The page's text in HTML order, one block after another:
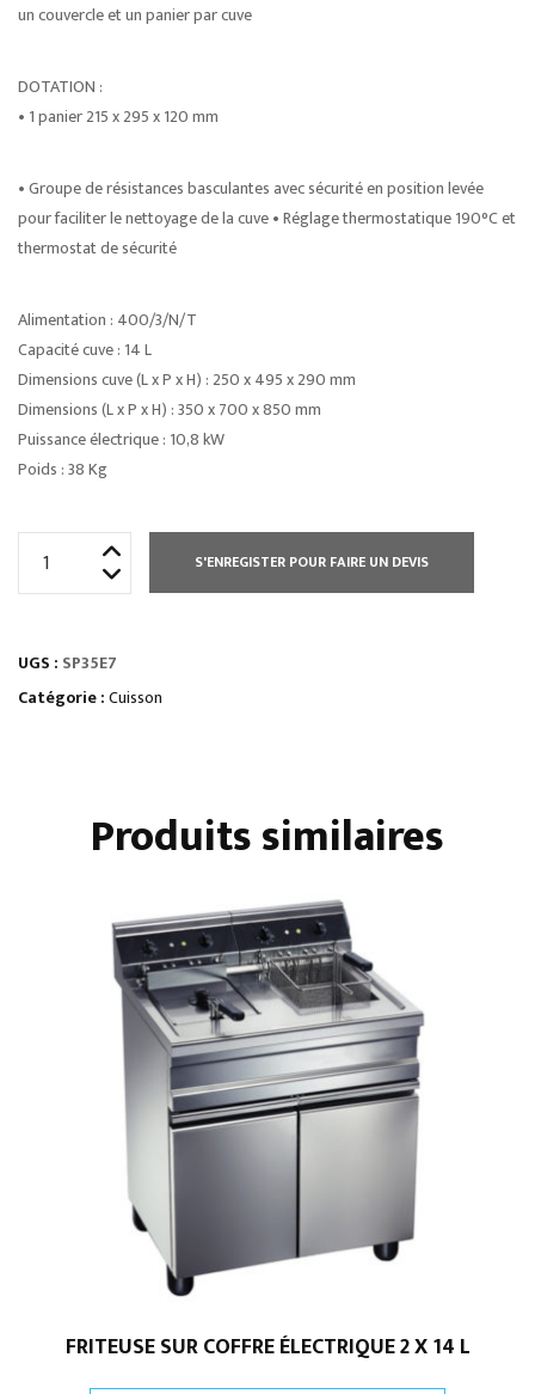
un couvercle et un panier par cuve
DOTATION :
• 1 panier 215 x 295 x 120 mm
• Groupe de résistances basculantes avec sécurité en position levée
pour faciliter le nettoyage de la cuve • Réglage thermostatique 190°C et
thermostat de sécurité
Alimentation : 400/3/N/T
Capacité cuve : 14 L
Dimensions cuve (L x P x H) : 250 x 495 x 290 mm
Dimensions (L x P x H) : 350 x 700 x 850 mm
Puissance électrique : 10,8 kW
Poids : 38 Kg
FRITES
S'ENREGISTER POUR FAIRE UN DEVIS
UGS : SP35E7
Catégorie :Cuisson
Produits similaires
FRITEUSE SUR COFFRE ÉLECTRIQUE 2 X 14 L